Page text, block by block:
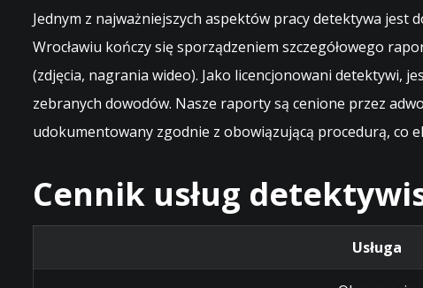
Jednym z najważniejszych aspektów pracy detektywa
Wrocławiu kończy się sporządzeniem szczegółowego
(zdjęcia, nagrania wideo). Jako licencjonowani detektywi,
zebranych dowodów. Nasze raporty są cenione przez
udokumentowany zgodnie z obowiązującą procedurą, co
Cennik usług
Usługa